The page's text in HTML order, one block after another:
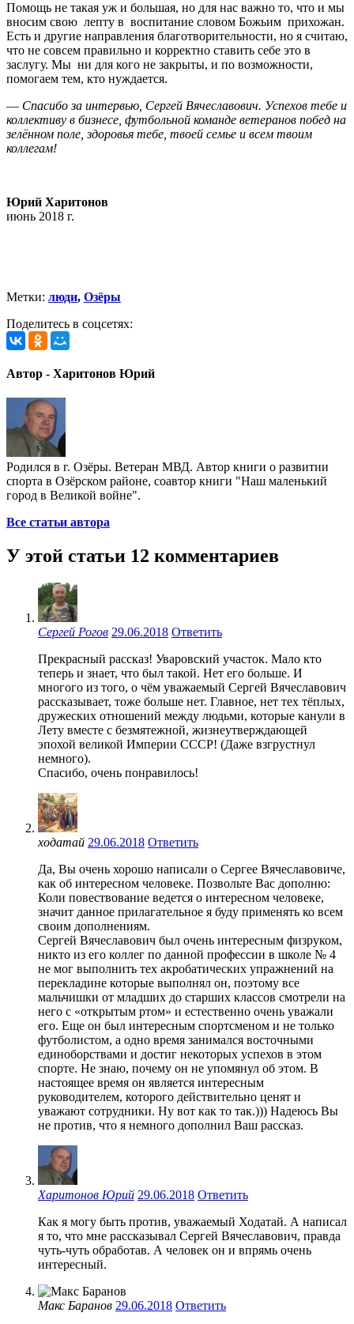
Помощь не такая уж и большая, но для нас важно то, что и мы
вносим свою лепту в воспитание словом Божьим прихожан.
Есть и другие направления благотворительности, но я считаю,
что не совсем правильно и корректно ставить себе это в
заслугу. Мы ни для кого не закрыты, и по возможности,
помогаем тем, кто нуждается.
— Спасибо за интервью, Сергей Вячеславович. Успехов тебе и
коллективу в бизнесе, футбольной команде ветеранов побед на
зелённом поле, здоровья тебе, твоей семье и всем твоим
коллегам!
Юрий Харитонов
июнь 2018 г.
Метки: люди, Озёры
Поделитесь в соцсетях:
Автор - Харитонов Юрий
Родился в г. Озёры. Ветеран МВД. Автор книги о развитии
спорта в Озёрском районе, соавтор книги "Наш маленький
город в Великой войне".
Все статьи автора
У этой статьи 12 комментариев
Сергей Рогов 29.06.2018 Ответить
Прекрасный рассказ! Уваровский участок. Мало кто
теперь и знает, что был такой. Нет его больше. И
многого из того, о чём уважаемый Сергей Вячеславович
рассказывает, тоже больше нет. Главное, нет тех тёплых,
дружеских отношений между людьми, которые канули в
Лету вместе с безмятежной, жизнеутверждающей
эпохой великой Империи СССР! (Даже взгрустнул
немного).
Спасибо, очень понравилось!
ходатай 29.06.2018 Ответить
Да, Вы очень хорошо написали о Сергее Вячеславовиче,
как об интересном человеке. Позвольте Вас дополню:
Коли повествование ведется о интересном человеке,
значит данное прилагательное я буду применять ко всем
своим дополнениям.
Сергей Вячеславович был очень интересным физруком,
никто из его коллег по данной профессии в школе № 4
не мог выполнить тех акробатических упражнений на
перекладине которые выполнял он, поэтому все
мальчишки от младших до старших классов смотрели на
него с «открытым ртом» и естественно очень уважали
его. Еще он был интересным спортсменом и не только
футболистом, а одно время занимался восточными
единоборствами и достиг некоторых успехов в этом
спорте. Не знаю, почему он не упомянул об этом. В
настоящее время он является интересным
руководителем, которого действительно ценят и
уважают сотрудники. Ну вот как то так.))) Надеюсь Вы
не против, что я немного дополнил Ваш рассказ.
Харитонов Юрий 29.06.2018 Ответить
Как я могу быть против, уважаемый Ходатай. А написал
я то, что мне рассказывал Сергей Вячеславович, правда
чуть-чуть обработав. А человек он и впрямь очень
интересный.
Макс Баранов 29.06.2018 Ответить